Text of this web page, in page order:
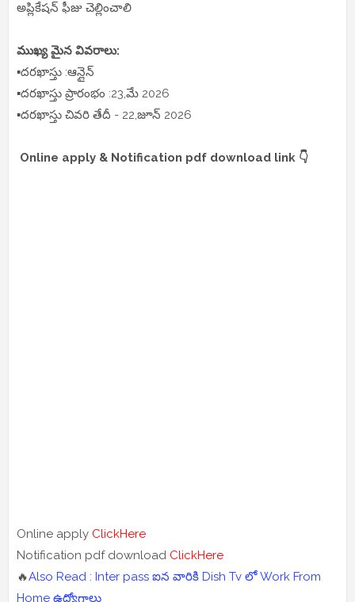
అప్లికేషన్ ఫీజు చెల్లించాలి
ముఖ్య మైన వివరాలు:
▪️దరఖాస్తు :ఆన్లైన్
▪️దరఖాస్తు ప్రారంభం :23,మే 2026
▪️దరఖాస్తు చివరి తేదీ - 22,జూన్ 2026
Online apply & Notification pdf download link 👇
Online apply ClickHere
Notification pdf download ClickHere
🔥Also Read : Inter pass ఐన వారికి Dish Tv లో Work From
Home ఉద్యోగాలు